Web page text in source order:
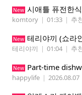
New 시애틀 퓨전한
komtory | 01:33 | 추
New 테리야끼 (쇼라
테리야끼 | 01:04 | 추
New Part-time
happylife | 2026.08.07